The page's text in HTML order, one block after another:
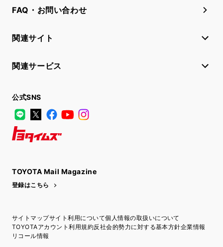
FAQ・お問い合わせ
関連サイト
関連サービス
公式SNS
LINE
X FacebookYouTube
TOYOTA Mail Magazine
登録はこちら
サイトマップサイト利用について個人情報の取扱いについて
TOYOTAアカウント利用規約反社会的勢力に対する基本方針企業情報
リコール情報